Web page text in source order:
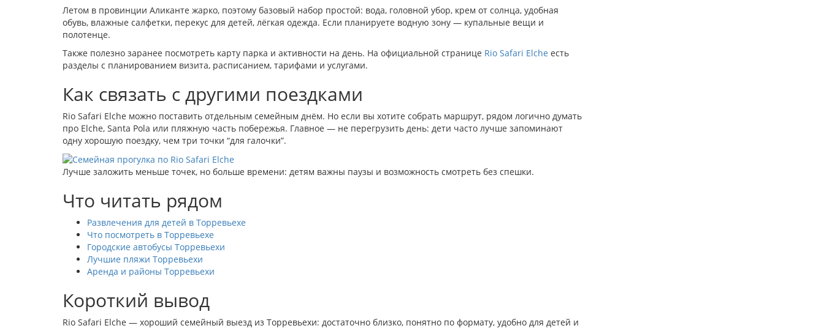
Летом в провинции Аликанте жарко, поэтому базовый набор простой: вода, головной убор, крем от солнца, удобная
обувь, влажные салфетки, перекус для детей, лёгкая одежда. Если планируете водную зону — купальные вещи и
полотенце.
Также полезно заранее посмотреть карту парка и активности на день. На официальной странице Rio Safari Elche есть
разделы с планированием визита, расписанием, тарифами и услугами.
Как связать с другими поездками
Rio Safari Elche можно поставить отдельным семейным днём. Но если вы хотите собрать маршрут, рядом логично думать
про Elche, Santa Pola или пляжную часть побережья. Главное — не перегрузить день: дети часто лучше запоминают
одну хорошую поездку, чем три точки “для галочки”.
Лучше заложить меньше точек, но больше времени: детям важны паузы и возможность смотреть без спешки.
Что читать рядом
Развлечения для детей в Торревьехе
Что посмотреть в Торревьехе
Городские автобусы Торревьехи
Лучшие пляжи Торревьехи
Аренда и районы Торревьехи
Короткий вывод
Rio Safari Elche — хороший семейный выезд из Торревьехи: достаточно близко, понятно по формату, удобно для детей и